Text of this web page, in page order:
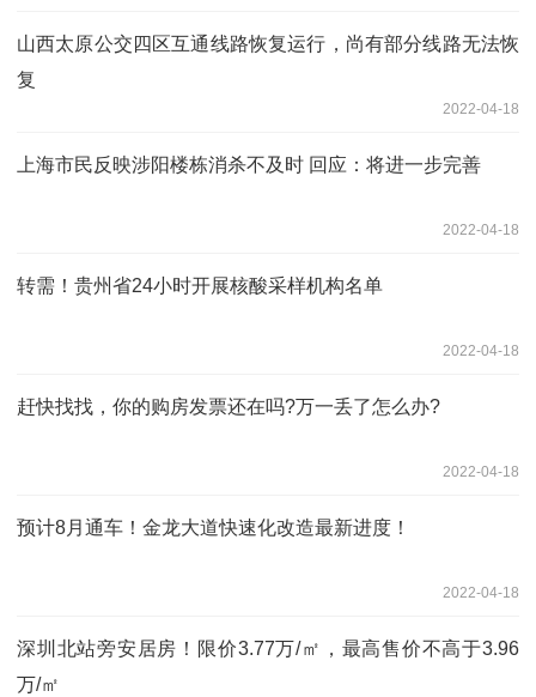
山西太原公交四区互通线路恢复运行，尚有部分线路无法恢
复
2022-04-18
上海市民反映涉阳楼栋消杀不及时 回应：将进一步完善
2022-04-18
转需！贵州省24小时开展核酸采样机构名单
2022-04-18
赶快找找，你的购房发票还在吗?万一丢了怎么办?
2022-04-18
预计8月通车！金龙大道快速化改造最新进度！
2022-04-18
深圳北站旁安居房！限价3.77万/㎡，最高售价不高于3.96
万/㎡